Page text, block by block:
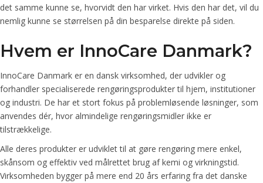
det samme kunne se, hvorvidt den har virket. Hvis den har det, vil du
nemlig kunne se størrelsen på din besparelse direkte på siden.
Hvem er InnoCare Danmark?
InnoCare Danmark er en dansk virksomhed, der udvikler og
forhandler specialiserede rengøringsprodukter til hjem, institutioner
og industri. De har et stort fokus på problemløsende løsninger, som
anvendes dér, hvor almindelige rengøringsmidler ikke er
tilstrækkelige.
Alle deres produkter er udviklet til at gøre rengøring mere enkel,
skånsom og effektiv ved målrettet brug af kemi og virkningstid.
Virksomheden bygger på mere end 20 års erfaring fra det danske